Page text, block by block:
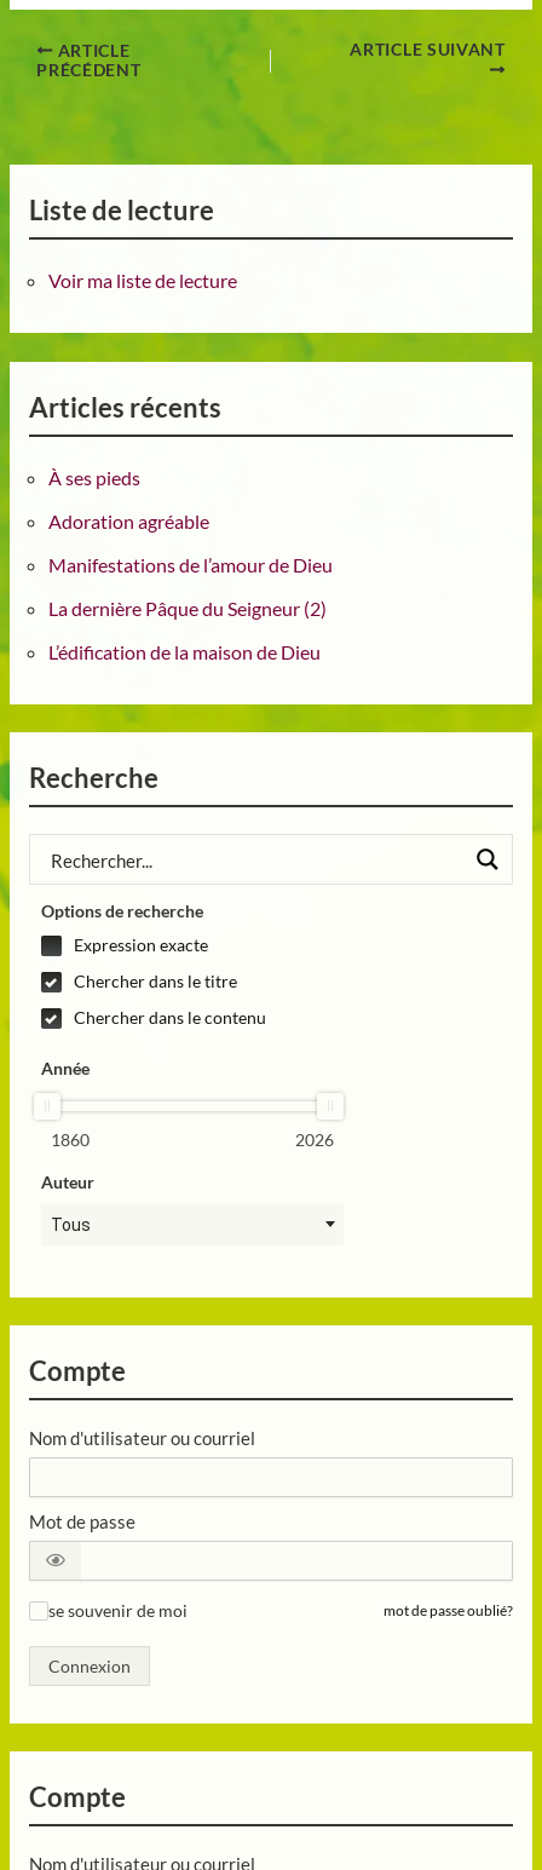
ARTICLE
PRÉCÉDENT
ARTICLE SUIVANT
Liste de lecture
Voir ma liste de lecture
Articles récents
À ses pieds
Adoration agréable
Manifestations de l’amour de Dieu
La dernière Pâque du Seigneur (2)
L’édification de la maison de Dieu
Recherche
Options de recherche
Expression exacte
Chercher dans le titre
Chercher dans le contenu
Année
1860 2026
Auteur
Tous
Compte
Nom d'utilisateur ou courriel
Mot de passe
se souvenir de moi mot de passe oublié?
Connexion
Compte
Nom d'utilisateur ou courriel